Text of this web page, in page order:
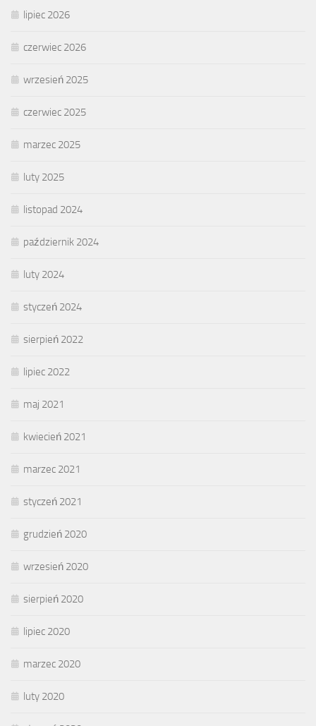
lipiec 2026
czerwiec 2026
wrzesień 2025
czerwiec 2025
marzec 2025
luty 2025
listopad 2024
październik 2024
luty 2024
styczeń 2024
sierpień 2022
lipiec 2022
maj 2021
kwiecień 2021
marzec 2021
styczeń 2021
grudzień 2020
wrzesień 2020
sierpień 2020
lipiec 2020
marzec 2020
luty 2020